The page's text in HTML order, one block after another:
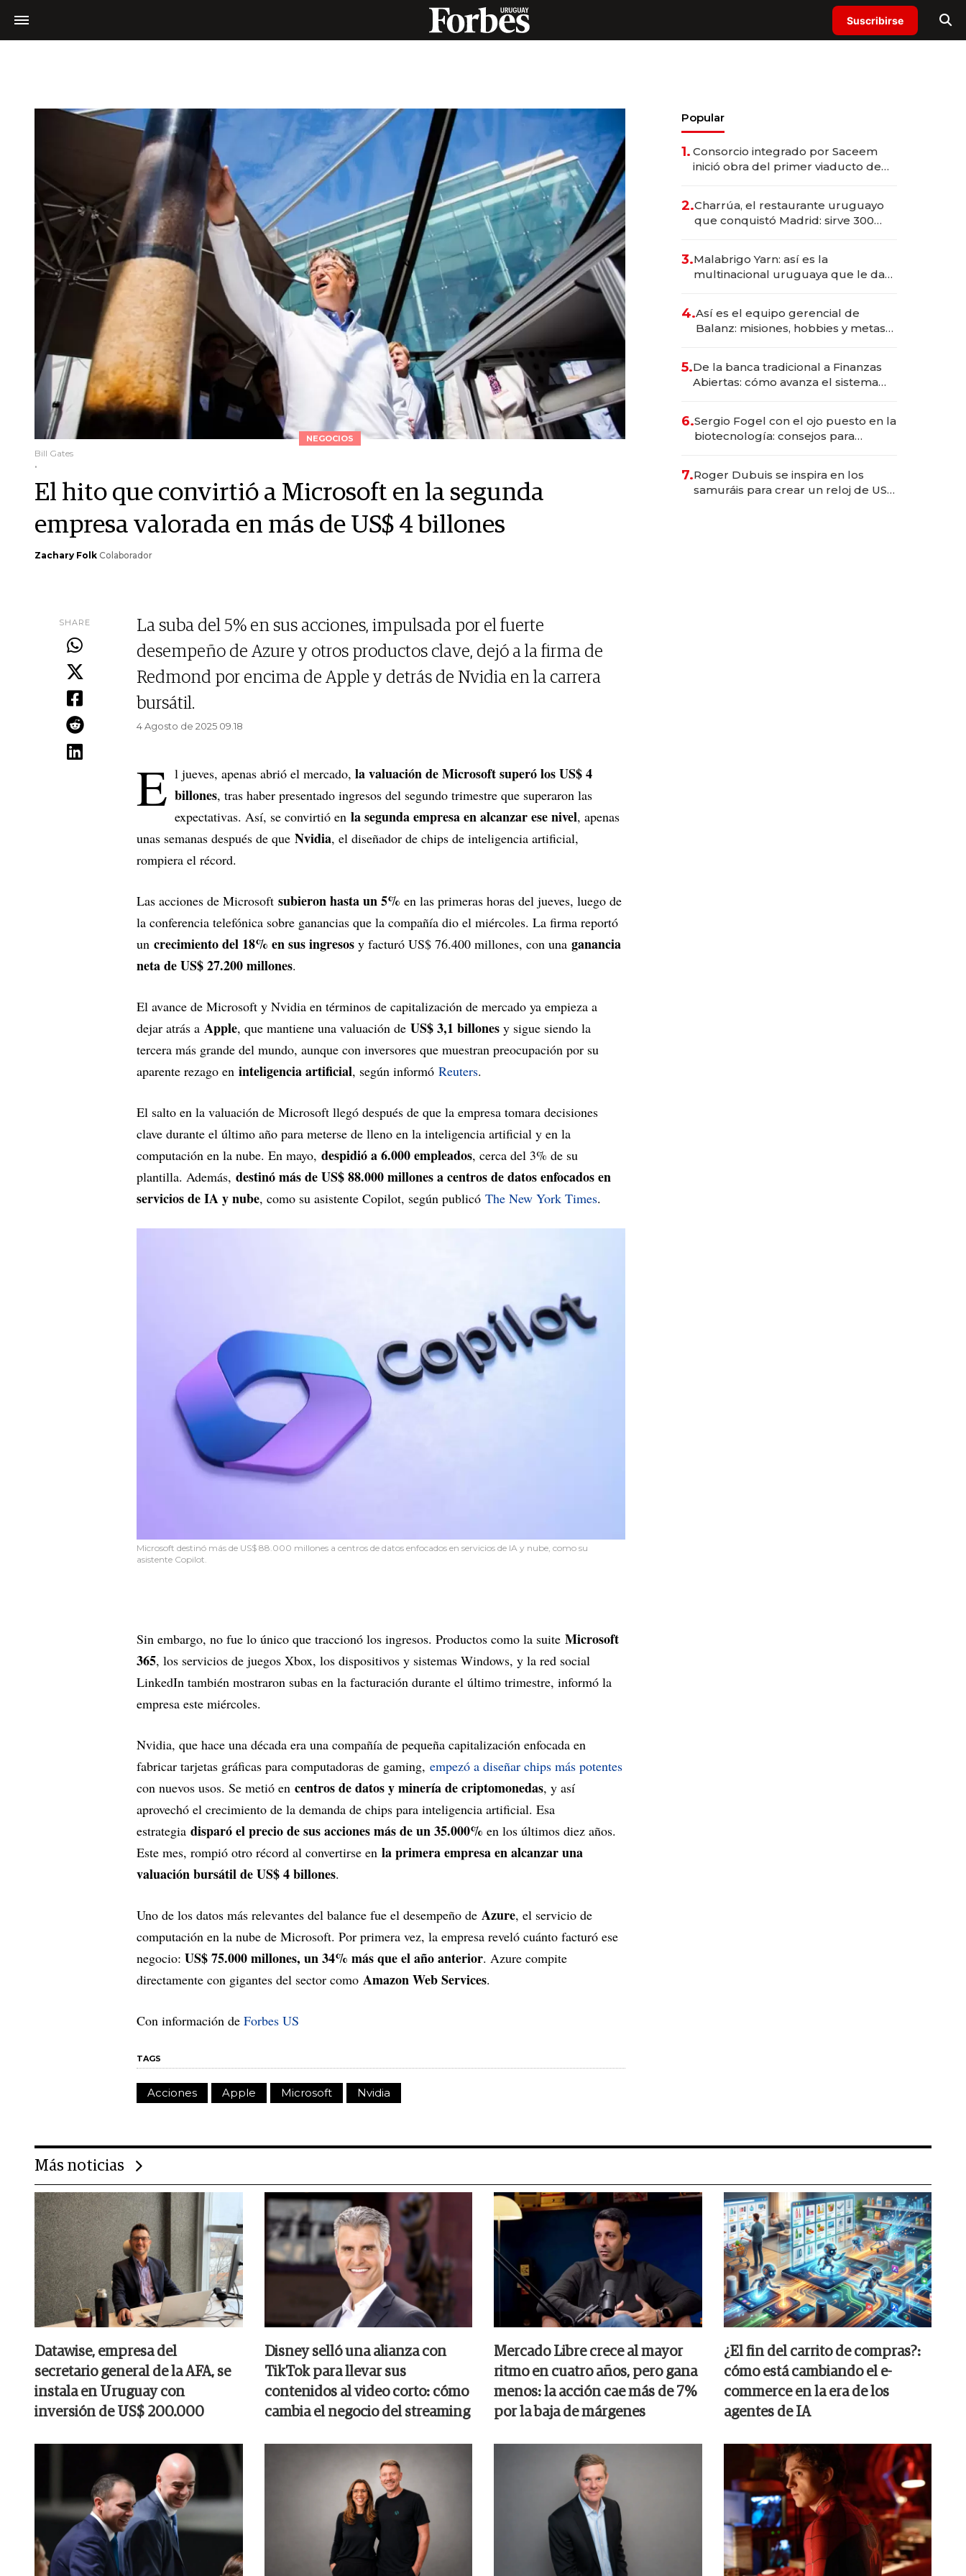
Suscribirse
NEGOCIOS
Bill Gates
.
El hito que convirtió a Microsoft en la segunda
empresa valorada en más de US$ 4 billones
Zachary Folk Colaborador
SHARE
La suba del 5% en sus acciones, impulsada por el fuerte
desempeño de Azure y otros productos clave, dejó a la firma de
Redmond por encima de Apple y detrás de Nvidia en la carrera
bursátil.
4 Agosto de 2025 09.18
E l jueves, apenas abrió el mercado, la valuación de Microsoft superó los US$ 4
billones, tras haber presentado ingresos del segundo trimestre que superaron las
expectativas. Así, se convirtió en la segunda empresa en alcanzar ese nivel, apenas
unas semanas después de que Nvidia, el diseñador de chips de inteligencia artificial,
rompiera el récord.
Las acciones de Microsoft subieron hasta un 5% en las primeras horas del jueves, luego de
la conferencia telefónica sobre ganancias que la compañía dio el miércoles. La firma reportó
un crecimiento del 18% en sus ingresos y facturó US$ 76.400 millones, con una ganancia
neta de US$ 27.200 millones.
El avance de Microsoft y Nvidia en términos de capitalización de mercado ya empieza a
dejar atrás a Apple, que mantiene una valuación de US$ 3,1 billones y sigue siendo la
tercera más grande del mundo, aunque con inversores que muestran preocupación por su
aparente rezago en inteligencia artificial, según informó Reuters.
El salto en la valuación de Microsoft llegó después de que la empresa tomara decisiones
clave durante el último año para meterse de lleno en la inteligencia artificial y en la
computación en la nube. En mayo, despidió a 6.000 empleados, cerca del 3% de su
plantilla. Además, destinó más de US$ 88.000 millones a centros de datos enfocados en
servicios de IA y nube, como su asistente Copilot, según publicó The New York Times.
Microsoft destinó más de US$ 88.000 millones a centros de datos enfocados en servicios de IA y nube, como su
asistente Copilot.
Sin embargo, no fue lo único que traccionó los ingresos. Productos como la suite Microsoft
365, los servicios de juegos Xbox, los dispositivos y sistemas Windows, y la red social
LinkedIn también mostraron subas en la facturación durante el último trimestre, informó la
empresa este miércoles.
Nvidia, que hace una década era una compañía de pequeña capitalización enfocada en
fabricar tarjetas gráficas para computadoras de gaming, empezó a diseñar chips más potentes
con nuevos usos. Se metió en centros de datos y minería de criptomonedas, y así
aprovechó el crecimiento de la demanda de chips para inteligencia artificial. Esa
estrategia disparó el precio de sus acciones más de un 35.000% en los últimos diez años.
Este mes, rompió otro récord al convertirse en la primera empresa en alcanzar una
valuación bursátil de US$ 4 billones.
Uno de los datos más relevantes del balance fue el desempeño de Azure, el servicio de
computación en la nube de Microsoft. Por primera vez, la empresa reveló cuánto facturó ese
negocio: US$ 75.000 millones, un 34% más que el año anterior. Azure compite
directamente con gigantes del sector como Amazon Web Services.
Con información de Forbes US
TAGS
Acciones Apple Microsoft Nvidia
Popular
1. Consorcio integrado por Saceem
inició obra del primer viaducto de
millones
2.Charrúa, el restaurante uruguayo
que conquistó Madrid: sirve 300
prepara apertura
3.Malabrigo Yarn: así es la
multinacional uruguaya que le da
4.Así es el equipo gerencial de
Balanz: misiones, hobbies y metas
5.De la banca tradicional a Finanzas
Abiertas: cómo avanza el sistema
6.Sergio Fogel con el ojo puesto en la
biotecnología: consejos para
7.Roger Dubuis se inspira en los
samuráis para crear un reloj de US$
Más noticias
Datawise, empresa del
secretario general de la AFA, se
instala en Uruguay con
inversión de US$ 200.000
Disney selló una alianza con
TikTok para llevar sus
contenidos al video corto: cómo
cambia el negocio del streaming
Mercado Libre crece al mayor
ritmo en cuatro años, pero gana
menos: la acción cae más de 7%
por la baja de márgenes
¿El fin del carrito de compras?:
cómo está cambiando el e-
commerce en la era de los
agentes de IA